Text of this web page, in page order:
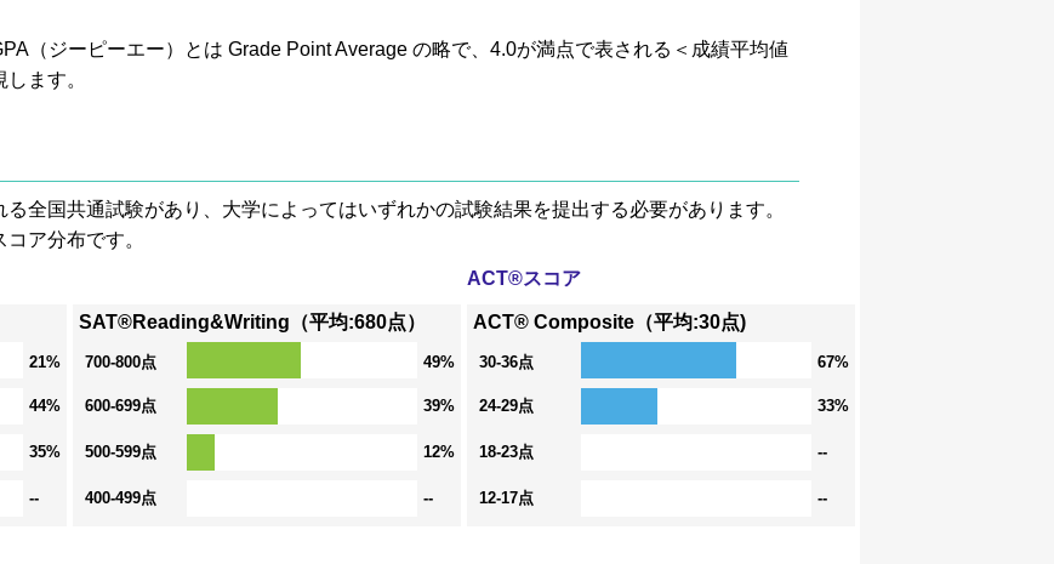
（ジーピーエー）とは Grade Point Average の略で、4.0が満点で表される＜成績平均値
ます。
全国共通試験があり、大学によってはいずれかの試験結果を提出する必要があります。
ア分布です。
21%
44%
35%
--
SAT®Reading&Writing（平均:680点）
700-800点 49%
600-699点 39%
500-599点 12%
400-499点 --
ACT®スコア
ACT® Composite（平均:30点)
30-36点 67%
24-29点 33%
18-23点 --
12-17点 --